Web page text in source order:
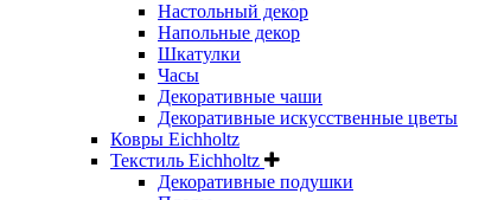
Настольный декор
Напольные декор
Шкатулки
Часы
Декоративные чаши
Декоративные искусственные цветы
Ковры Eichholtz
Текстиль Eichholtz
Декоративные подушки